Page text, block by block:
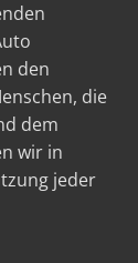
den
die
dem
wir in
jeder